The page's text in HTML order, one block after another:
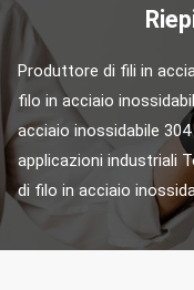
Produttore di fili in
filo in acciaio
acciaio inossidabile
applicazioni industriali
di filo in acciaio